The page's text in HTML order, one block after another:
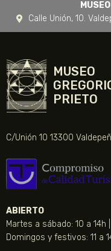
Calle Unión, 10.
MUSEO
PRIETO
C/Unión 10 13300
ABIERTO
Martes a sábado: 10 a 14h
Domingos y festivos: 11 a